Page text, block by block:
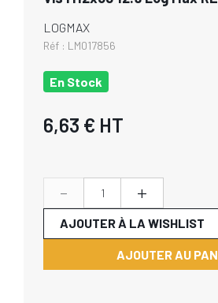
LOGMAX
Réf : LM017856
En Stock
6,63 € HT
- +
AJOUTER AU
AJOUTER À LA WISHLIST